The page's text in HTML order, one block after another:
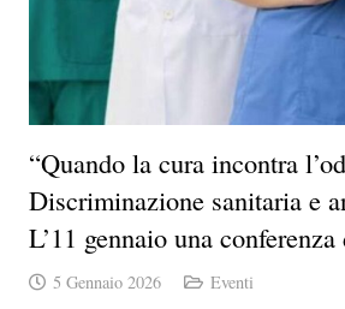
“Quando la cura incontra
Discriminazione sanitaria e
L’11 gennaio una
5 Gennaio 2026 Eventi